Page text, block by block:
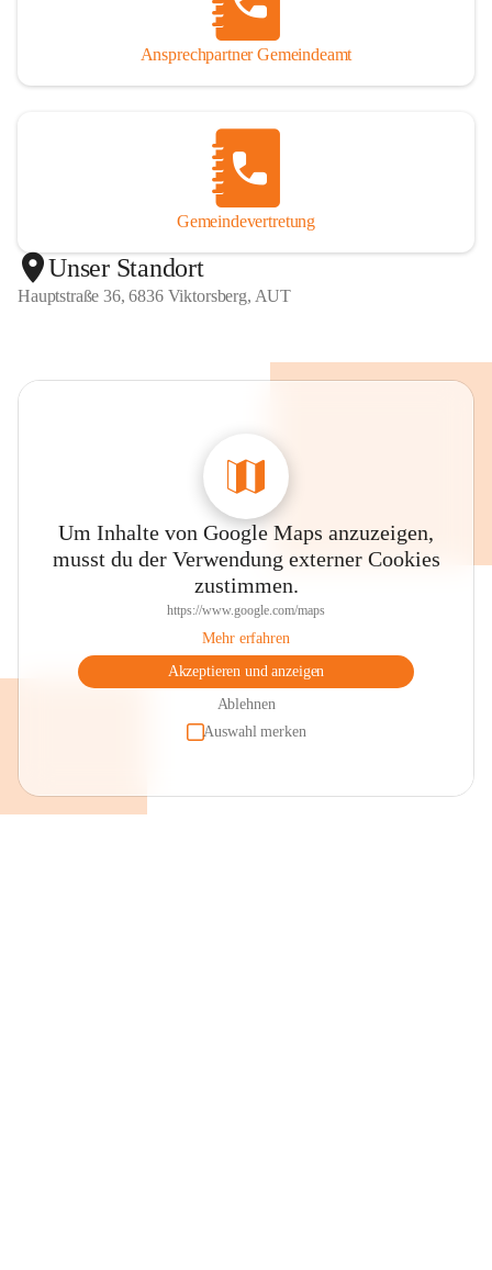
Ansprechpartner Gemeindeamt
Gemeindevertretung
Unser Standort
Hauptstraße 36, 6836 Viktorsberg, AUT
Um Inhalte von Google Maps anzuzeigen,
musst du der Verwendung externer Cookies
zustimmen.
https://www.google.com/maps
Mehr erfahren
Akzeptieren und anzeigen
Ablehnen
Auswahl merken